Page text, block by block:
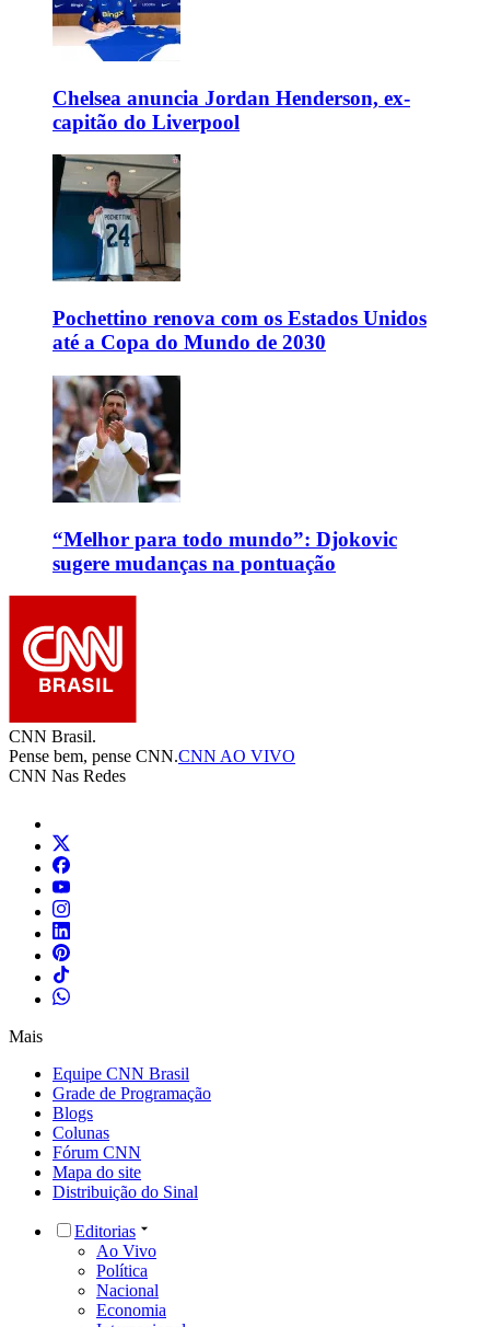
Chelsea anuncia Jordan Henderson, ex-
capitão do Liverpool
Pochettino renova com os Estados Unidos
até a Copa do Mundo de 2030
“Melhor para todo mundo”: Djokovic
sugere mudanças na pontuação
CNN Brasil.
Pense bem, pense CNN.CNN AO VIVO
CNN Nas Redes
Mais
Equipe CNN Brasil
Grade de Programação
Blogs
Colunas
Fórum CNN
Mapa do site
Distribuição do Sinal
Editorias
Ao Vivo
Política
Nacional
Economia